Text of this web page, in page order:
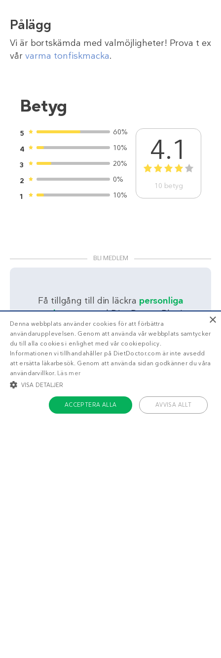
Pålägg
Vi är bortskämda med valmöjligheter! Prova t ex
vår varma tonfiskmacka.
Betyg
5
60%
4
10%
3
20%
2
0%
1
10%
4.1
1 2 3 4 5
10 betyg
BLI MEDLEM
Få tillgång till din läckra personliga
veckomenymed Diet Doctor Plus!
Trött på att räkna
kalorier?
×
Denna webbplats använder cookies för att förbättra
användarupplevelsen. Genom att använda vår webbplats samtycker
du till alla cookies i enlighet med vår cookiepolicy.
Informationen vi tillhandahåller på DietDoctor.com är inte avsedd
att ersätta läkarbesök. Genom att använda sidan godkänner du våra
användarvillkor. Läs mer
VISA DETALJER
ACCEPTERA ALLA AVVISA ALLT